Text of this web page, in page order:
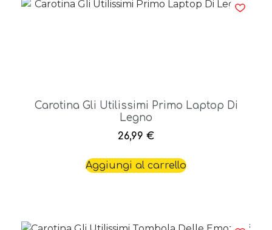
Carotina Gli Utilissimi Primo Laptop Di
Legno
26,99 €
Aggiungi al carrello